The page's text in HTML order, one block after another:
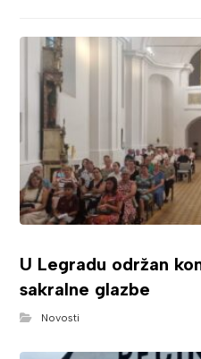
U Legradu održan
sakralne glazbe
Novosti